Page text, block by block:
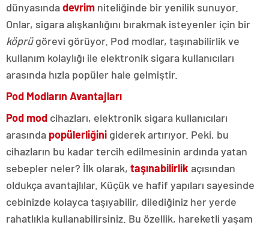
dünyasındadevrim niteliğinde bir yenilik sunuyor.
Onlar, sigara alışkanlığını bırakmak isteyenler için bir
köprügörevi görüyor. Pod modlar, taşınabilirlik ve
kullanım kolaylığı ile elektronik sigara kullanıcıları
arasında hızla popüler hale gelmiştir.
Pod Modların Avantajları
Pod mod cihazları, elektronik sigara kullanıcıları
arasında popülerliğini giderek artırıyor. Peki, bu
cihazların bu kadar tercih edilmesinin ardında yatan
sebepler neler? İlk olarak, taşınabilirlik açısından
oldukça avantajlılar. Küçük ve hafif yapıları sayesinde
cebinizde kolayca taşıyabilir, dilediğiniz her yerde
rahatlıkla kullanabilirsiniz. Bu özellik, hareketli yaşam